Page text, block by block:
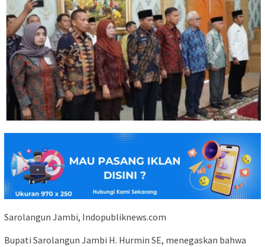
Sarolangun Jambi, Indopubliknews.com
Bupati Sarolangun Jambi H. Hurmin SE, menegaskan bahwa